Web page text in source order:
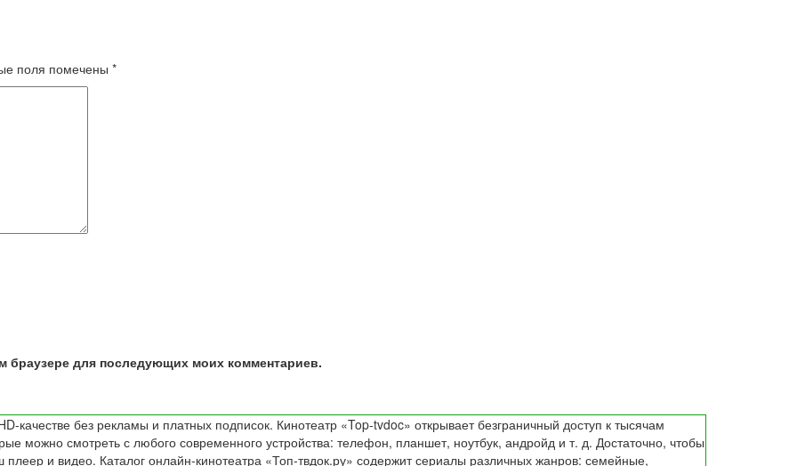
поля помечены *
браузере для последующих моих комментариев.
без рекламы и платных подписок. Кинотеатр «Top-tvdoc» открывает безграничный доступ к тысячам
можно смотреть с любого современного устройства: телефон, планшет, ноутбук, андройд и т. д. Достаточно, чтобы
и видео. Каталог онлайн-кинотеатра «Топ-твдок.ру» содержит сериалы различных жанров: семейные,